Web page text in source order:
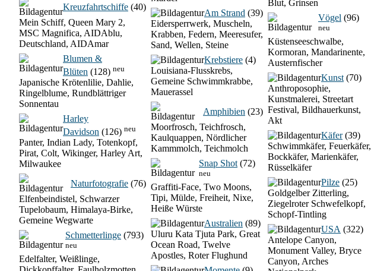
Kreuzfahrtschiffe (40)
Mein Schiff, Queen Mary 2,
MSC Magnifica, AIDAblu,
Deutschland, AIDAmar
Blumen &
Blüten (128) neu
Japanische Krötenlilie, Dahlie,
Ringelblume, Rundblättriger
Sonnentau
Harley
Davidson (126) neu
Panter, Indian Lady, Totenkopf,
Pirat, Colt, Wikinger, Harley Art,
Milwaukee
Naturfotografie (76)
Elfenbeindistel, Schwarzer
Tupelobaum, Himalaya-Birke,
Gemeine Wegwarte
Schmetterlinge (793)
neu
Edelfalter, Weißlinge,
Am Strand (39)
Eidersperrwerk, Muscheln,
Krabben, Federn, Meeresufer,
Sand, Wellen, Steine
Krebstiere (4)
Louisiana-Flusskrebs,
Gemeine Schwimmkrabbe,
Mauerassel
Amphibien (23)
Moorfrosch, Teichfrosch,
Kaulquappen, Nördlicher
Kammmolch, Teichmolch
Snap Shot (72)
neu
Graffiti-Face, Two Moons,
Tipi, Mülde, Freiheit, Nixe,
Heiße Würste
Australien (89)
Uluru Kata Tjuta Park, Great
Ocean Road, Twelve
Apostles, Roter Flughund
Blut, Grinsen
Vögel (96)
neu
Küstenseeschwalbe,
Kormoran, Mandarinente,
Austernfischer
Kunst (70)
Anthroposophie,
Kunstmalerei, Streetart
Festival, Bildhauerkunst,
Akt
Käfer(39)
Schwimmkäfer, Feuerkäfer,
Bockkäfer, Marienkäfer,
Rüsselkäfer
Pilze (25)
Goldgelber Zitterling,
Ziegelroter Schwefelkopf,
Schopf-Tintling
USA (322)
Antelope Canyon,
Monument Valley, Bryce
Canyon, Arches